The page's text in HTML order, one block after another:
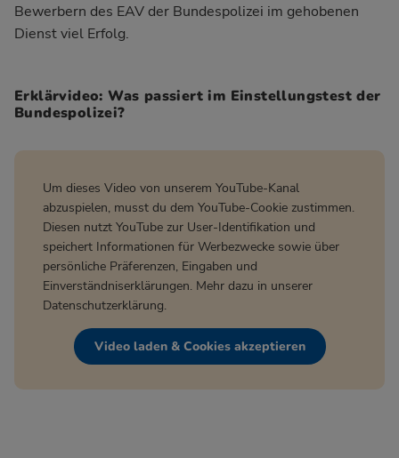
Bewerbern des EAV der Bundespolizei im gehobenen
Dienst viel Erfolg.
Erklärvideo: Was passiert im Einstellungstest der
Bundespolizei?
Um dieses Video von unserem YouTube-Kanal
abzuspielen, musst du dem YouTube-Cookie zustimmen.
Diesen nutzt YouTube zur User-Identifikation und
speichert Informationen für Werbezwecke sowie über
persönliche Präferenzen, Eingaben und
Einverständniserklärungen. Mehr dazu in unserer
Datenschutzerklärung.
Video laden & Cookies akzeptieren